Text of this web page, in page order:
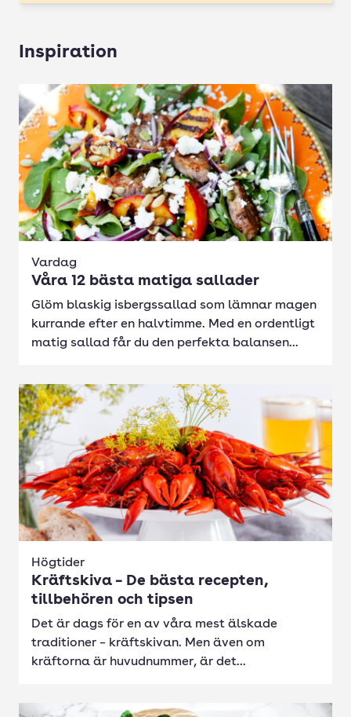
Inspiration
Vardag
Våra 12 bästa matiga sallader
Glöm blaskig isbergssallad som lämnar magen
kurrande efter en halvtimme. Med en ordentligt
matig sallad får du den perfekta balansen...
Högtider
Kräftskiva – De bästa recepten,
tillbehören och tipsen
Det är dags för en av våra mest älskade
traditioner – kräftskivan. Men även om
kräftorna är huvudnummer, är det...